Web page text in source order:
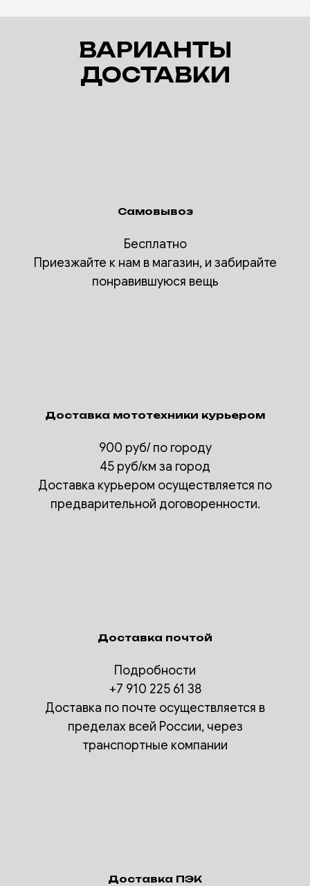
ВАРИАНТЫ
ДОСТАВКИ
Самовывоз
Бесплатно
Приезжайте к нам в магазин, и забирайте
понравившуюся вещь
Доставка мототехники курьером
900 руб/ по городу
45 руб/км за город
Доставка курьером осуществляется по
предварительной договоренности.
Доставка почтой
Подробности
+7 910 225 61 38
Доставка по почте осуществляется в
пределах всей России, через
транспортные компании
Доставка ПЭК